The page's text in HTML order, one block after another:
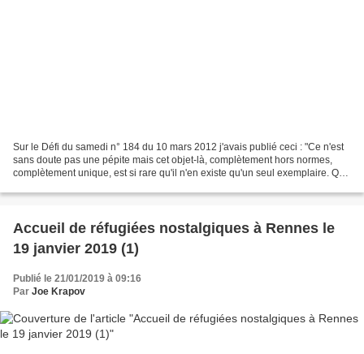
Sur le Défi du samedi n° 184 du 10 mars 2012 j'avais publié ceci : "Ce n'est
sans doute pas une pépite mais cet objet-là, complètement hors normes,
complètement unique, est si rare qu'il n'en existe qu'un seul exemplaire. Qui
Accueil de réfugiées nostalgiques à Rennes le
19 janvier 2019 (1)
Publié le 21/01/2019 à 09:16
Par Joe Krapov